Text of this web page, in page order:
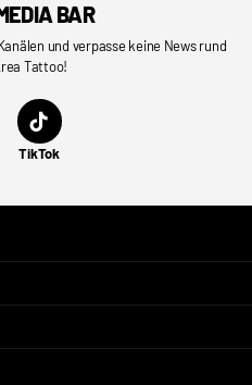
BAR
und verpasse keine News rund
Tattoo!
TikTok